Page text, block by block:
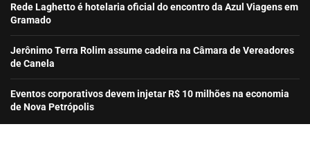
Rede Laghetto é hotelaria oficial do encontro da Azul Viagens em
Gramado
Jerônimo Terra Rolim assume cadeira na Câmara de Vereadores
de Canela
Eventos corporativos devem injetar R$ 10 milhões na economia
de Nova Petrópolis